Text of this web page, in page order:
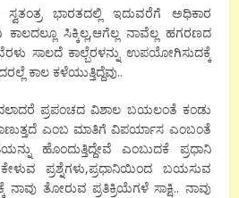
ಭಾರತದಲ್ಲಿ ಇದುವರೆಗೆ ಅಧಿಕಾರ
ಸಿಕ್ಕಿಲ್ಲ,ಆಗೆಲ್ಲ ನಾವೆಲ್ಲ ಹಗರಣದ
ಸಾಲದೆ ಕಾಲ್ಬೆರಳನ್ನು ಉಪಯೋಗಿಸುದಕ್ಕೆ
ಕಾಲ ಕಳೆಯುತ್ತಿದ್ದೆವು..
ಪ್ರಪಂಚದ ವಿಶಾಲ ಬಯಲಂತೆ ಕಂಡು
ಎಂಬ ಮಾತಿಗೆ ವಿಪರ್ಯಾಸ ಎಂಬಂತೆ
ಹೊಂದುತ್ತಿದ್ದೇವೆ ಎಂಬುದಕೆ ಪ್ರಧಾನಿ
ಪ್ರಶ್ನೆಗಳು,ಪ್ರಧಾನಿಯಿಂದ ಬಯಸುವ
ನಾವು ತೋರುವ ಪ್ರತಿಕ್ರಿಯೆಗಳೆ ಸಾಕ್ಷಿ.. ನಾವು